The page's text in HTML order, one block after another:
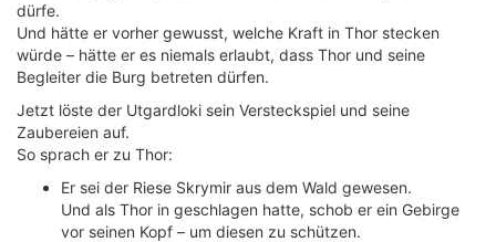
dürfe.
Und hätte er vorher gewusst, welche Kraft in Thor stecken
würde – hätte er es niemals erlaubt, dass Thor und seine
Begleiter die Burg betreten dürfen.
Jetzt löste der Utgardloki sein Versteckspiel und seine
Zaubereien auf.
So sprach er zu Thor:
Er sei der Riese Skrymir aus dem Wald gewesen.
Und als Thor in geschlagen hatte, schob er ein Gebirge
vor seinen Kopf – um diesen zu schützen.